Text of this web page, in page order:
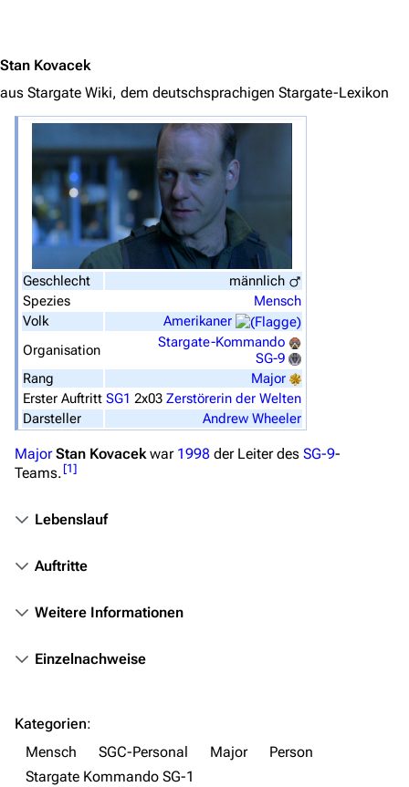
Von A bis Z
Zufälliger Artikel
Spezialseiten
Datei hochladen
Filme und Serien
Überblick
Stargate Atlantis
Stargate Universe
Stargate Origins
Stargate Infinity
Stargate-Romane
Personen
Fanprojekte
Stan Kovacek
aus Stargate Wiki, dem deutschsprachigen Stargate-Lexikon
Geschlecht
männlich
Spezies
Mensch
Volk
Amerikaner
Organisation
Stargate-Kommando
SG-9
Rang
Major
Erster Auftritt SG1 2x03 Zerstörerin der Welten
Darsteller
Andrew Wheeler
Major Stan Kovacekwar 1998 der Leiter des SG-9-
Teams. [1]
Lebenslauf
Auftritte
Weitere Informationen
Einzelnachweise
Kategorien:
Mensch
SGC-Personal Major
Person
Stargate Kommando SG-1